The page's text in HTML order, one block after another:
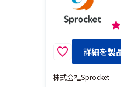
詳細を製
株式会社Sprocket